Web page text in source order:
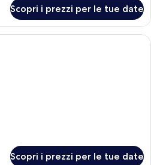
Scopri i prezzi per le tue date
Un letto a castello con una scrivania
Scopri i prezzi per le tue date